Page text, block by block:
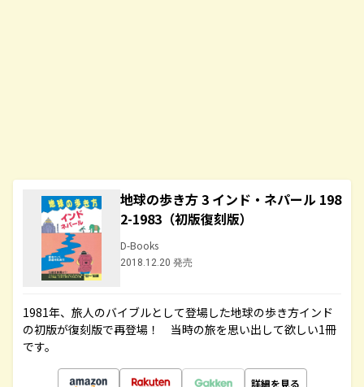
地球の歩き方 3 インド・ネパール 198
2-1983（初版復刻版）
D-Books
2018.12.20 発売
1981年、旅人のバイブルとして登場した地球の歩き方インド
の初版が復刻版で再登場！ 当時の旅を思い出して欲しい1冊
です。
詳細を見る